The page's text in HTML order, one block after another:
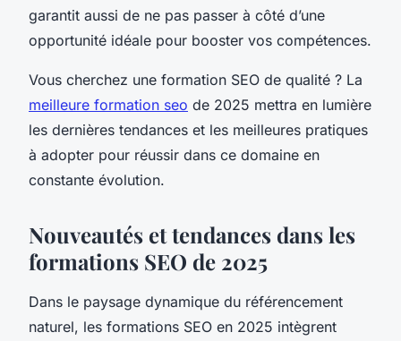
garantit aussi de ne pas passer à côté d’une
opportunité idéale pour booster vos compétences.
Vous cherchez une formation SEO de qualité ? La
meilleure formation seo de 2025 mettra en lumière
les dernières tendances et les meilleures pratiques
à adopter pour réussir dans ce domaine en
constante évolution.
Nouveautés et tendances dans les
formations SEO de 2025
Dans le paysage dynamique du référencement
naturel, les formations SEO en 2025 intègrent